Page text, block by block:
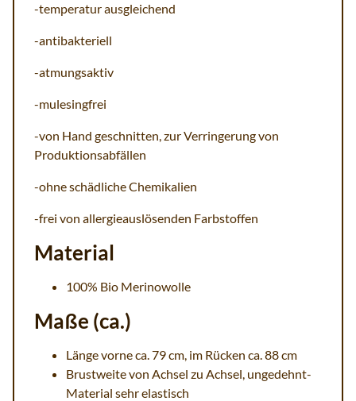
-temperatur ausgleichend
-antibakteriell
-atmungsaktiv
-mulesingfrei
-von Hand geschnitten, zur Verringerung von
Produktionsabfällen
-ohne schädliche Chemikalien
-frei von allergieauslösenden Farbstoffen
Material
100% Bio Merinowolle
Maße (ca.)
Länge vorne ca. 79 cm, im Rücken ca. 88 cm
Brustweite von Achsel zu Achsel, ungedehnt-
Material sehr elastisch